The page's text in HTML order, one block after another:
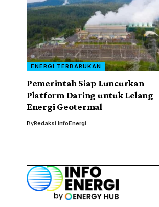
ENERGI TERBARUKAN
Pemerintah Siap Luncurkan
Platform Daring untuk Lelang
Energi Geotermal
ByRedaksi InfoEnergi